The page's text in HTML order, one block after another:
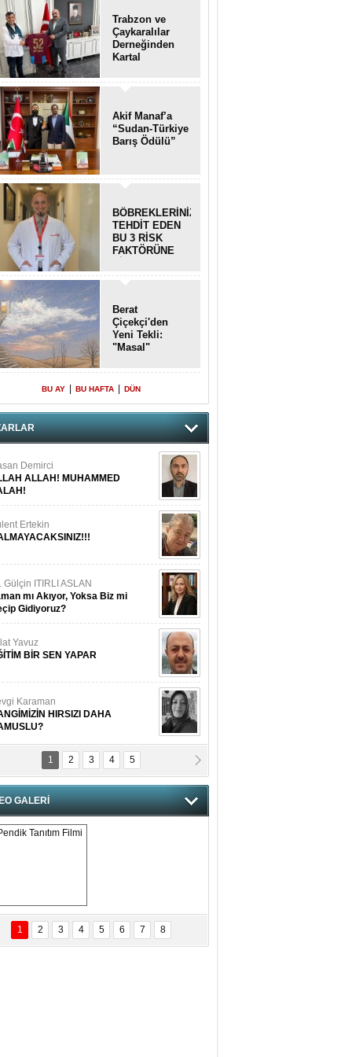
Trabzon ve
Çaykaralılar
Derneğinden
Kartal
anlamlı ziyaret
Akif Manaf’a
“Sudan-Türkiye
Barış Ödülü”
BÖBREKLERİNİZİ
TEHDİT EDEN
BU 3 RİSK
FAKTÖRÜNE
Berat
Çiçekçi'den
Yeni Tekli:
"Masal"
BU AY BU HAFTA DÜN
Demirci
ALLAH! MUHAMMED
Ertekin
Gülçin ITIRLI ASLAN
mı Akıyor, Yoksa Biz mi
Gidiyoruz?
Yavuz
BİR SEN YAPAR
Karaman
HIRSIZI DAHA
Dr. Cahit Kurbanoğlu
Saçak Akbulut
KERHANE!
Levent Ertekin
Medyanın Dijital Savaş Alanı
1 2 3 4 5
GALERİ
Tanıtım
Filmi
1 2 3 4 5 6 7 8